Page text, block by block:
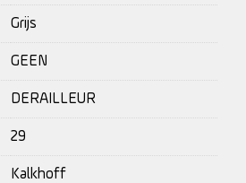
Grijs
GEEN
DERAILLEUR
29
Kalkhoff